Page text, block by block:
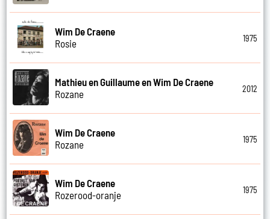
Wim De Craene
Rosie
1975
Mathieu en Guillaume en Wim De Craene
Rozane
2012
Wim De Craene
Rozane
1975
Wim De Craene
Rozerood-oranje
1975